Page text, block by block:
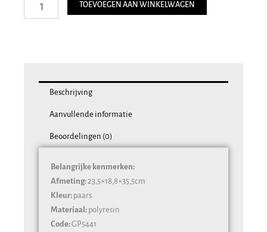
aantal
TOEVOEGEN AAN WINKELWAGEN
Beschrijving
Aanvullende informatie
Beoordelingen (0)
Belangrijke kenmerken:
Afmeting:23,5×18,8×35,5cm
Kleur: paars
Materiaal: polyresin
Code:GP5441